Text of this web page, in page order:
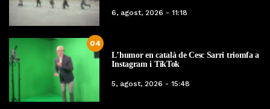
6, agost, 2026 - 11:18
04
L’humor en català de Cesc Sarri triomfa a
Instagram i TikTok
5, agost, 2026 - 15:48